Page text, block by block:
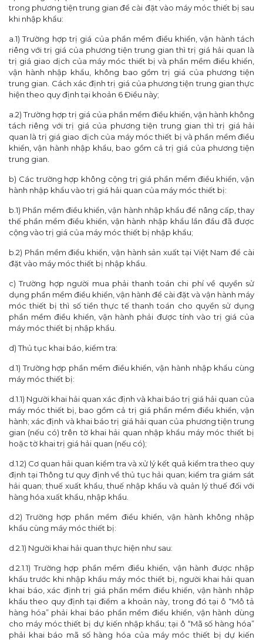
trong phương tiện trung gian để cài đặt vào máy móc thiết bị sau
khi nhập khẩu:
a.1) Trường hợp trị giá của phần mềm điều khiển, vận hành tách
riêng với trị giá của phương tiện trung gian thì trị giá hải quan là
trị giá giao dịch của máy móc thiết bị và phần mềm điều khiển,
vận hành nhập khẩu, không bao gồm trị giá của phương tiện
trung gian. Cách xác định trị giá của phương tiện trung gian thực
hiện theo quy định tại khoản 6 Điều này;
a.2) Trường hợp trị giá của phần mềm điều khiển, vận hành không
tách riêng với trị giá của phương tiện trung gian thì trị giá hải
quan là trị giá giao dịch của máy móc thiết bị và phần mềm điều
khiển, vận hành nhập khẩu, bao gồm cả trị giá của phương tiện
trung gian.
b) Các trường hợp không cộng trị giá phần mềm điều khiển, vận
hành nhập khẩu vào trị giá hải quan của máy móc thiết bị:
b.1) Phần mềm điều khiển, vận hành nhập khẩu để nâng cấp, thay
thế phần mềm điều khiển, vận hành nhập khẩu lần đầu đã được
cộng vào trị giá của máy móc thiết bị nhập khẩu;
b.2) Phần mềm điều khiển, vận hành sản xuất tại Việt Nam để cài
đặt vào máy móc thiết bị nhập khẩu.
c) Trường hợp người mua phải thanh toán chi phí về quyền sử
dụng phần mềm điều khiển, vận hành để cài đặt và vận hành máy
móc thiết bị thì số tiền thực tế thanh toán cho quyền sử dụng
phần mềm điều khiển, vận hành phải được tính vào trị giá của
máy móc thiết bị nhập khẩu.
d) Thủ tục khai báo, kiểm tra:
d.1) Trường hợp phần mềm điều khiển, vận hành nhập khẩu cùng
máy móc thiết bị:
d.1.1) Người khai hải quan xác định và khai báo trị giá hải quan của
máy móc thiết bị, bao gồm cả trị giá phần mềm điều khiển, vận
hành; xác định và khai báo trị giá hải quan của phương tiện trung
gian (nếu có) trên tờ khai hải quan nhập khẩu máy móc thiết bị
hoặc tờ khai trị giá hải quan (nếu có);
d.1.2) Cơ quan hải quan kiểm tra và xử lý kết quả kiểm tra theo quy
định tại Thông tư quy định về thủ tục hải quan; kiểm tra giám sát
hải quan; thuế xuất khẩu, thuế nhập khẩu và quản lý thuế đối với
hàng hóa xuất khẩu, nhập khẩu.
d.2) Trường hợp phần mềm điều khiển, vận hành không nhập
khẩu cùng máy móc thiết bị:
d.2.1) Người khai hải quan thực hiện như sau:
d.2.1.1) Trường hợp phần mềm điều khiển, vận hành được nhập
khẩu trước khi nhập khẩu máy móc thiết bị, người khai hải quan
khai báo, xác định trị giá phần mềm điều khiển, vận hành nhập
khẩu theo quy định tại điểm a khoản này, trong đó tại ô “Mô tả
hàng hóa” phải khai báo phần mềm điều khiển, vận hành dùng
cho máy móc thiết bị dự kiến nhập khẩu; tại ô “Mã số hàng hóa”
phải khai báo mã số hàng hóa của máy móc thiết bị dự kiến